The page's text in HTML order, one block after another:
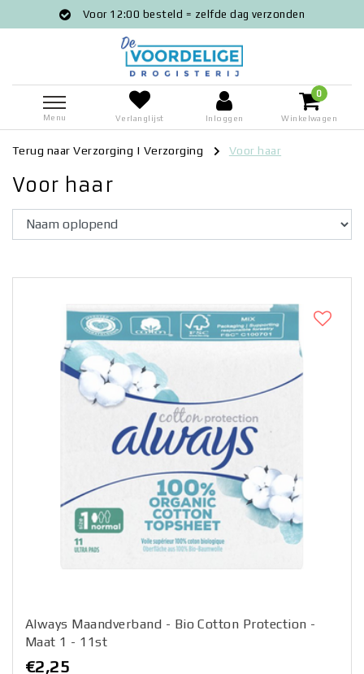
Voor 12:00 besteld = zelfde dag verzonden
Menu Verlanglijst Inloggen
0
Winkelwagen
Terug naar Verzorging | Verzorging Voor haar
Voor haar
Always Maandverband - Bio Cotton Protection -
Maat 1 - 11st
€2,25